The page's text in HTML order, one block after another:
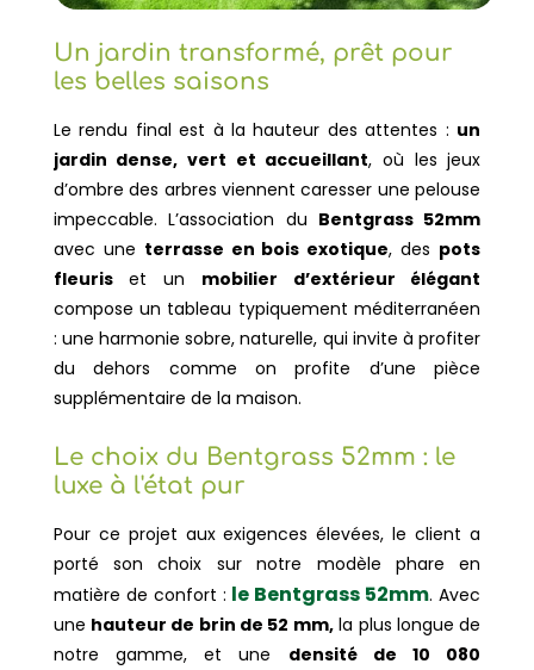
Le choix du Bentgrass 52mm : le
luxe à l'état pur
Pour ce projet aux exigences élevées, le client a
porté son choix sur notre modèle phare en
matière de confort : le Bentgrass 52mm. Avec
une hauteur de brin de 52 mm,la plus longue de
notre gamme, et une densité de 10 080
Un jardin transformé, prêt pour
les belles saisons
Le rendu final est à la hauteur des attentes : un
jardin dense, vert et accueillant, où les jeux
d’ombre des arbres viennent caresser une pelouse
impeccable.L’association du Bentgrass 52mm
avec une terrasse en bois exotique, des pots
fleuriset un mobilier d’extérieur élégant
compose un tableau typiquement méditerranéen
: une harmonie sobre, naturelle, qui invite à profiter
du dehors comme on profite d’une pièce
supplémentaire de la maison.